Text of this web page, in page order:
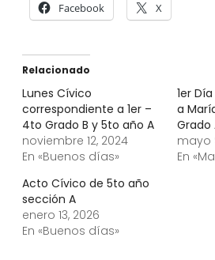
Facebook X
Relacionado
Lunes Cívico
correspondiente a 1er –
4to Grado B y 5to año A
noviembre 12, 2024
En «Buenos días»
1er
a
Grado
mayo
En
Acto Cívico de 5to año
sección A
enero 13, 2026
En «Buenos días»